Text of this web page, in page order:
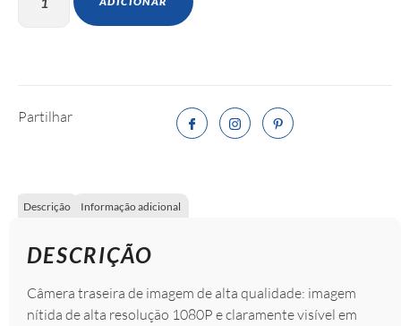
Partilhar
Descrição Informação adicional
DESCRIÇÃO
Câmera traseira de imagem de alta qualidade: imagem
nítida de alta resolução 1080P e claramente visível em